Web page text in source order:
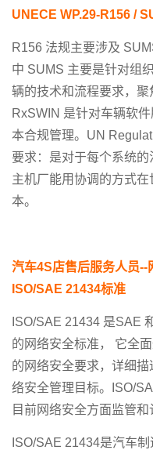
UNECE WP.29-R156 /
R156 法规主要涉及
中 SUMS 主要是针对组
辆的技术和流程要求，聚
RxSWIN 是针对车辆软
本合规管理。UN
要求：是对于每个系统
主机厂能用协调的方式
本。
汽车4S店售后服务人员
ISO/SAE 21434标准
ISO/SAE 21434 是SAE
的网络安全标准， 它全
的网络安全要求，详细
络安全管理目标。ISO/
目前网络安全方面监管和
ISO/SAE 21434是汽车